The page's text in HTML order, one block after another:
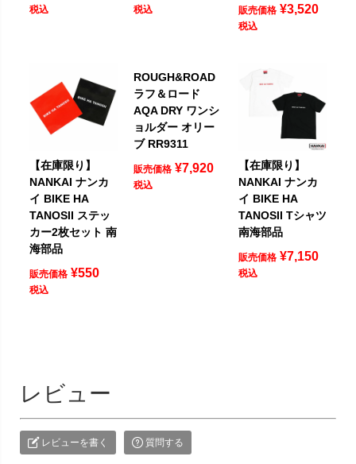
税込 税込 販売価格 ¥3,520
税込
【在庫限り】
NANKAI ナンカ
イ BIKE HA
TANOSII ステッ
カー2枚セット 南
海部品
販売価格 ¥550
税込
ROUGH&ROAD
ラフ＆ロード
AQA DRY ワンシ
ョルダー オリー
ブ RR9311
販売価格 ¥7,920
税込
【在庫限り】
NANKAI ナンカ
イ BIKE HA
TANOSII Tシャツ
南海部品
販売価格 ¥7,150
税込
レビュー
レビューを書く 質問する